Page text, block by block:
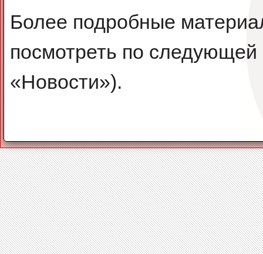
Более подробные
посмотреть по
«Новости»).